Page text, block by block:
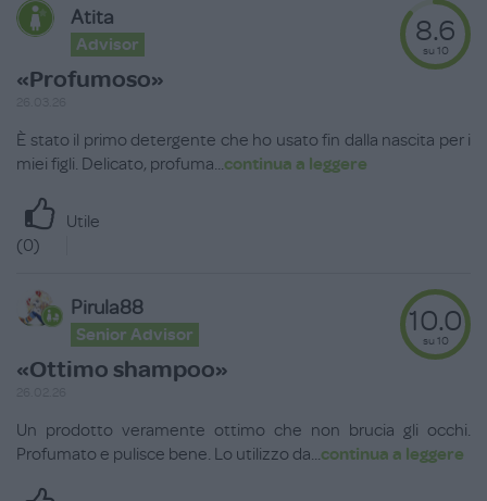
Atita
Advisor
«Profumoso»
8.6
su 10
È stato il primo detergente che ho usato fin dalla nascita per i
miei figli. Delicato, profuma...continua a leggere
Utile
(0)
Pirula88
Senior Advisor
«Ottimo shampoo»
10.0
su 10
Un prodotto veramente ottimo che non brucia gli occhi.
Profumato e pulisce bene. Lo utilizzo da...continua a leggere